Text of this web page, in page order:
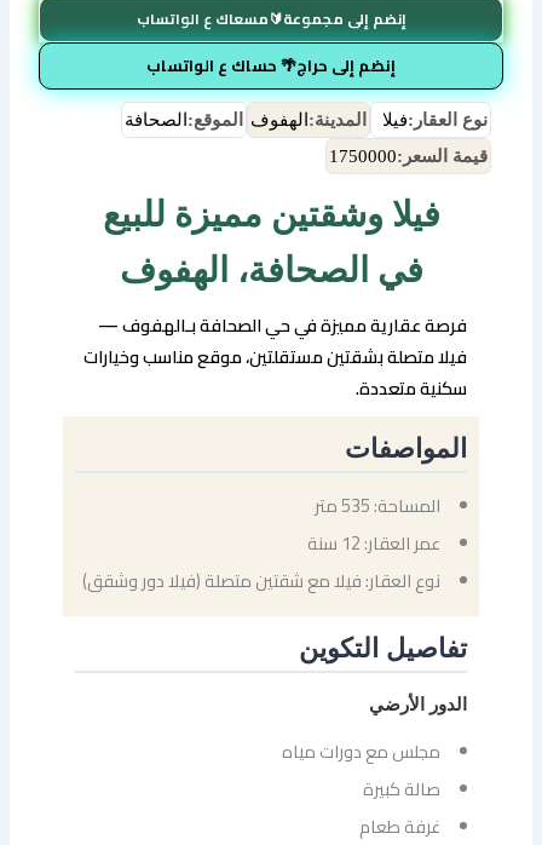
إنضم إلى مجموعة🔰مسعاك ع الواتساب
إنضم إلى حراج🌴 حساك ع الواتساب
نوع العقار:فيلا المدينة: الهفوف الموقع: الصحافة
قيمة السعر:1750000
فيلا وشقتين مميزة للبيع
في الصحافة، الهفوف
فرصة عقارية مميزة في حي الصحافة بـالهفوف —
فيلا متصلة بشقتين مستقلتين، موقع مناسب وخيارات
سكنية متعددة.
المواصفات
المساحة: 535 متر
عمر العقار: 12 سنة
نوع العقار: فيلا مع شقتين متصلة (فيلا دور وشقق)
تفاصيل التكوين
الدور الأرضي
مجلس مع دورات مياه
صالة كبيرة
غرفة طعام